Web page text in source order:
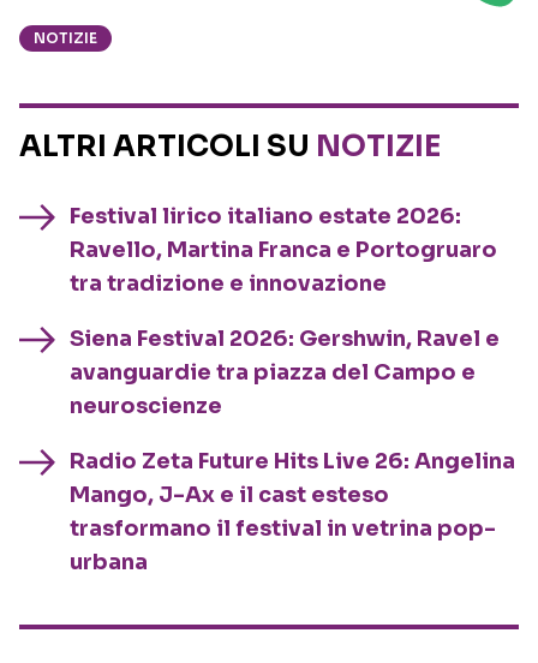
NOTIZIE
ALTRI ARTICOLI SU NOTIZIE
Festival lirico italiano estate 2026:
Ravello, Martina Franca e Portogruaro
tra tradizione e innovazione
Siena Festival 2026: Gershwin, Ravel e
avanguardie tra piazza del Campo e
neuroscienze
Radio Zeta Future Hits Live 26: Angelina
Mango, J-Ax e il cast esteso
trasformano il festival in vetrina pop-
urbana